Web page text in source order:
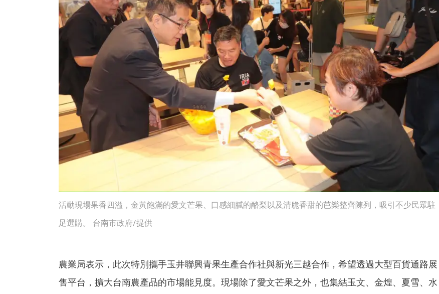
活動現場果香四溢，金黃飽滿的愛文芒果、口感細膩的酪梨以及清脆香甜的芭樂整齊陳列，吸引不少民眾駐
足選購。 台南市政府/提供
農業局表示，此次特別攜手玉井聯興青果生產合作社與新光三越合作，希望透過大型百貨通路展
售平台，擴大台南農產品的市場能見度。現場除了愛文芒果之外，也集結玉文、金煌、夏雪、水